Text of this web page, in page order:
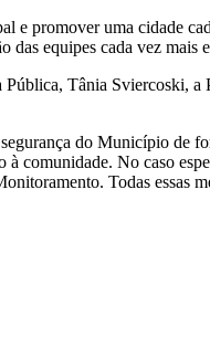
promover uma cidade
das equipes cada vez
Tânia Sviercoski,
do Município de
à comunidade. No caso
Todas